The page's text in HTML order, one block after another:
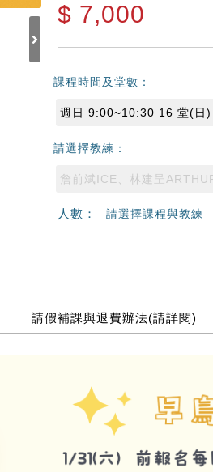
$ 7,000
課程時間及堂數：
週日 9:00~10:30 16 堂(日)
請選擇教練：
詹前斌ICE、林建呈
人數： 請選擇課程與教練
請假補課與退費辦法(請詳閱)